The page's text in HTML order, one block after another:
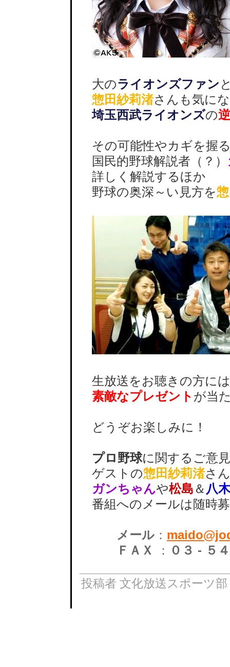
大のライオンズファン
惣田紗莉渚さんも気に
埼玉西武ライオンズの
その可能性やカギを握
国民的野球解説者（？）
詳しく解説するほか
野球の奥深～い見方を
生放送をお聴きの方には
素敵なプレゼント が当
どうぞお楽しみに！
プロ野球に関するご意
ゲストの惣田紗莉渚さ
ガンちゃんや松島 ＆ 八木
番組へのメールは随時
メール ：
ＦＡＸ
： ０３ - ５
投稿者 文化放送スポーツ